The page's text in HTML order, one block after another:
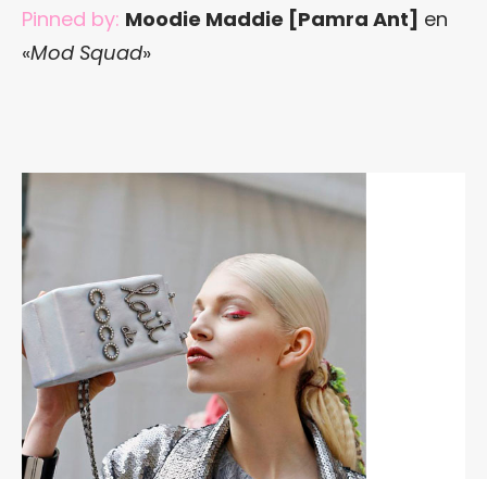
Pinned by: Moodie Maddie [Pamra Ant] en
«Mod Squad»